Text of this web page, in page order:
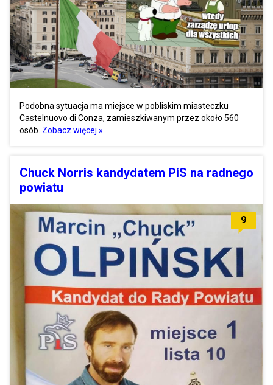
Podobna sytuacja ma miejsce w pobliskim miasteczku
Castelnuovo di Conza, zamieszkiwanym przez około 560
osób. Zobacz więcej »
Chuck Norris kandydatem PiS na radnego
powiatu
9